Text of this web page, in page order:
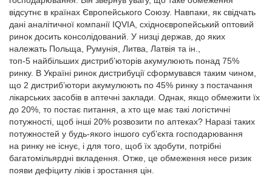
відсутнє в країнах Європейського Союзу. Навпаки, як свідчать
дані аналітичної компанії IQVIA, східноєвропейський оптовий
ринок досить консолідований. У низці держав, до яких
належать Польща, Румунія, Литва, Латвія та ін.,
топ-5 найбільших дистриб’юторів акумулюють понад 75%
ринку. В Україні ринок дистрибуції сформувався таким чином,
що 2 дистриб’ютори акумулюють по 45% ринку з постачання
лікарських засобів в аптечні заклади. Однак, якщо обмежити їх
до 20%, то постає питання, а хто ще має такі логістичні
потужності, щоб інші 20% розвозити по аптеках? Наразі таких
потужностей у будь-якого іншого суб’єкта господарювання
на ринку не існує, і для того, щоб їх здобути, потрібні
багатомільярдні вкладення. Отже, це обмеження несе ризик
появи дефіциту ліків і зростання цін.